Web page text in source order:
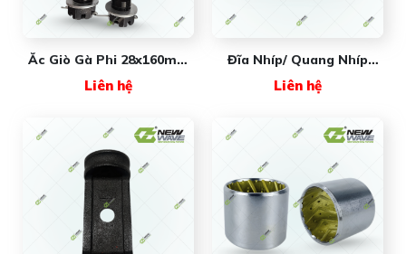
Ắc Giò Gà Phi 28x160mm
Pháp Chịu Lực Và Chống
Liên hệ
Đĩa Nhíp/ Quang Nhíp
Giải Pháp Cố Định Lá Nhíp
Liên hệ